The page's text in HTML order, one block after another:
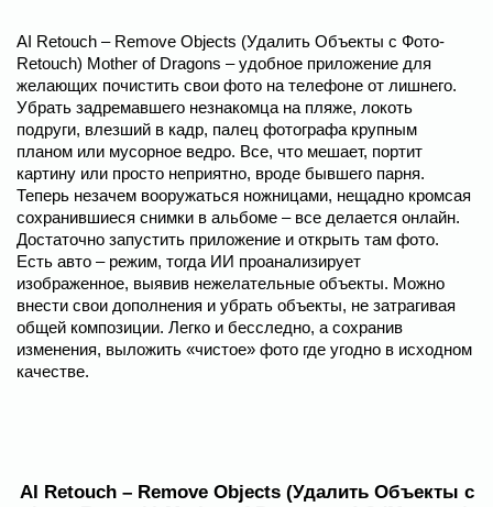
AI Retouch – Remove Objects (Удалить Объекты с Фото-
Retouch) Mother of Dragons – удобное приложение для
желающих почистить свои фото на телефоне от лишнего.
Убрать задремавшего незнакомца на пляже, локоть
подруги, влезший в кадр, палец фотографа крупным
планом или мусорное ведро. Все, что мешает, портит
картину или просто неприятно, вроде бывшего парня.
Теперь незачем вооружаться ножницами, нещадно кромсая
сохранившиеся снимки в альбоме – все делается онлайн.
Достаточно запустить приложение и открыть там фото.
Есть авто – режим, тогда ИИ проанализирует
изображенное, выявив нежелательные объекты. Можно
внести свои дополнения и убрать объекты, не затрагивая
общей композиции. Легко и бесследно, а сохранив
изменения, выложить «чистое» фото где угодно в исходном
качестве.
AI Retouch – Remove Objects (Удалить Объекты с